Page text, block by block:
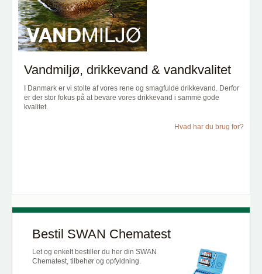
Vandmiljø, drikkevand & vandkvalitet
I Danmark er vi stolte af vores rene og smagfulde drikkevand. Derfor
er der stor fokus på at bevare vores drikkevand i samme gode
kvalitet.
Hvad har du brug for?
Bestil SWAN Chematest
Let og enkelt bestiller du her din SWAN
Chematest, tilbehør og opfyldning.